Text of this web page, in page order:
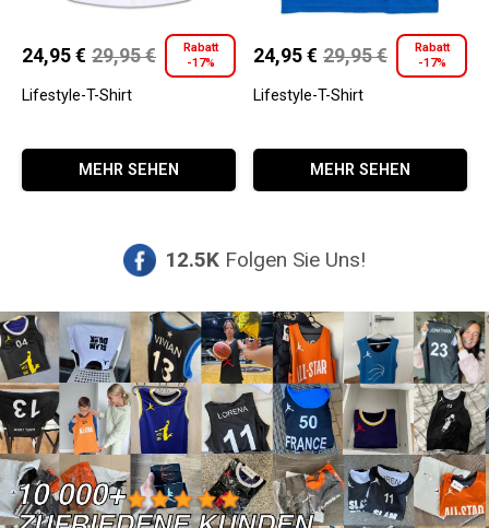
29,95€
Ursprünglicher
Preis
29,95 €
24,95 €
Aktueller
Preis
24,95 €.
Rabatt
-17%
Lifestyle-T-Shirt
Dieses
Produkt
Optionen
können
auf
der
Produktseite
gewählt
werden
MEHR SEHEN
29,95€
Ursprünglicher
Preis
29,95 €
24,95 €
Aktueller
Preis
24,95 €.
Rabatt
-17%
Lifestyle-T-Shirt
Dieses
Produkt
Varianten
auf.
Optionen
können
auf
der
Produktseite
gewählt
werden
MEHR SEHEN
12.5K Folgen Sie Uns!